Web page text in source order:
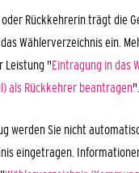
Rückkehrerin trägt die
Wählerverzeichnis ein.
Leistung "Eintragung in das
als Rückkehrer beantragen".
werden Sie nicht
eingetragen.